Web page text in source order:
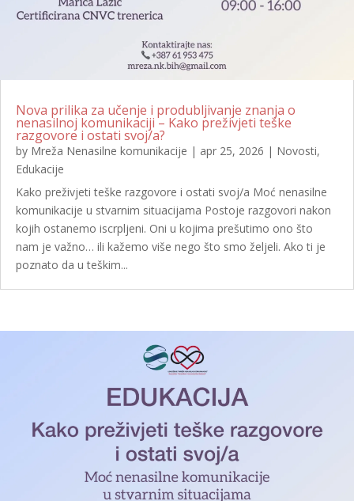
Nova prilika za učenje i produbljivanje znanja o
nenasilnoj komunikaciji – Kako preživjeti teške
razgovore i ostati svoj/a?
by Mreža Nenasilne komunikacije | apr 25, 2026 | Novosti,
Edukacije
Kako preživjeti teške razgovore i ostati svoj/a Moć nenasilne
komunikacije u stvarnim situacijama Postoje razgovori nakon
kojih ostanemo iscrpljeni. Oni u kojima prešutimo ono što
nam je važno… ili kažemo više nego što smo željeli. Ako ti je
poznato da u teškim...